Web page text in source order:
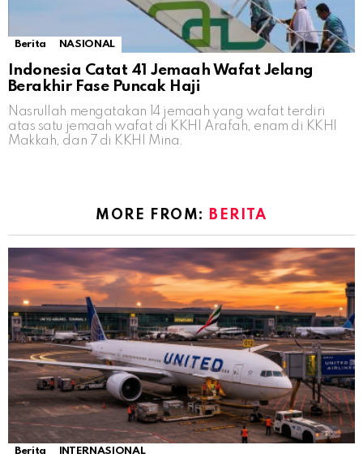
Berita NASIONAL
Indonesia Catat 41 Jemaah Wafat Jelang
Berakhir Fase Puncak Haji
Nasrullah mengatakan 14 jemaah yang wafat terdiri
atas satu jemaah wafat di KKHI Arafah, enam di KKHI
Makkah, dan 7 di KKHI Mina.
MORE FROM: BERITA
Berita INTERNASIONAL